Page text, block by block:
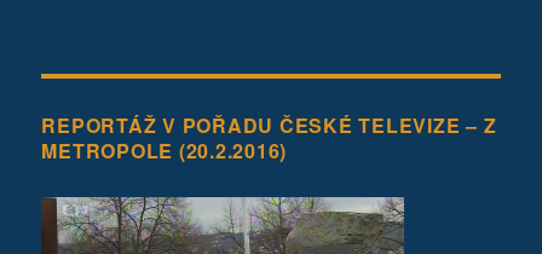
REPORTÁŽ V POŘADU ČESKÉ TELEVIZE – Z
METROPOLE (20.2.2016)